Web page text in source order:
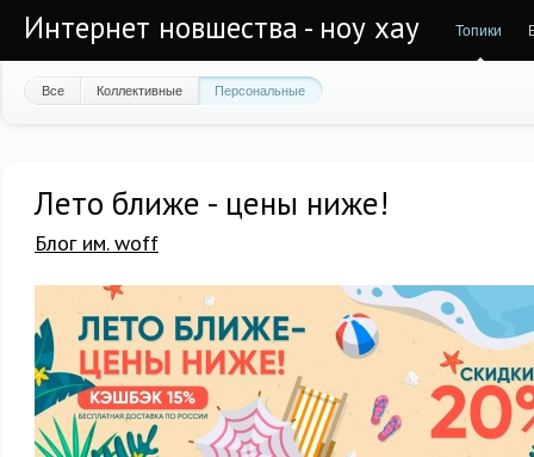
Интернет новшества - ноу хау Топики
Все Коллективные Персональные
Лето ближе - цены ниже!
Блог им. woff